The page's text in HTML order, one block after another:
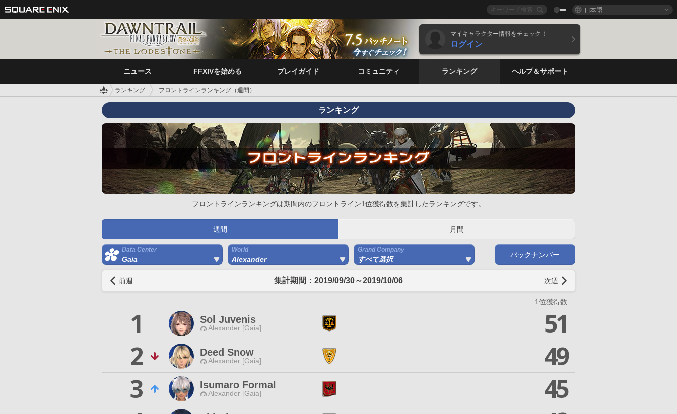
日本語
マイキャラクター情報をチェック！
ログイン
ニュース FFXIVを始める プレイガイド コミュニティ ランキング ヘルプ＆サポート
ランキング フロントラインランキング（週間）
ランキング
フロントラインランキングは期間内のフロントライン1位獲得数を集計したランキングです。
週間 月間
Data Center
Gaia
World
Alexander
Grand Company
すべて選択
バックナンバー
前週 集計期間：2019/09/30～2019/10/06 次週
1位獲得数
1 Sol Juvenis
Alexander [Gaia]
51
2
Deed Snow
Alexander [Gaia]
49
3
Isumaro Formal
Alexander [Gaia]
45